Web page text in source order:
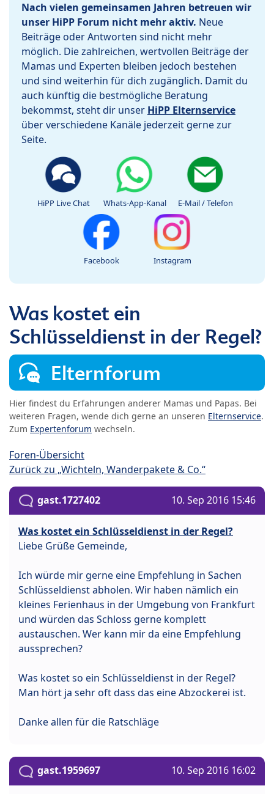
Nach vielen gemeinsamen Jahren betreuen wir
unser HiPP Forum nicht mehr aktiv. Neue
Beiträge oder Antworten sind nicht mehr
möglich. Die zahlreichen, wertvollen Beiträge der
Mamas und Experten bleiben jedoch bestehen
und sind weiterhin für dich zugänglich. Damit du
auch künftig die bestmögliche Beratung
bekommst, steht dir unser HiPP Elternservice
über verschiedene Kanäle jederzeit gerne zur
Seite.
HiPP Live Chat Whats-App-Kanal E-Mail / Telefon
Facebook Instagram
Was kostet ein
Schlüsseldienst in der Regel?
Elternforum
Hier findest du Erfahrungen anderer Mamas und Papas. Bei
weiteren Fragen, wende dich gerne an unseren Elternservice.
Zum Expertenforum wechseln.
Foren-Übersicht
Zurück zu „Wichteln, Wanderpakete & Co.“
gast.1727402 10. Sep 2016 15:46
Was kostet ein Schlüsseldienst in der Regel?
Liebe Grüße Gemeinde,
Ich würde mir gerne eine Empfehlung in Sachen
Schlüsseldienst abholen. Wir haben nämlich ein
kleines Ferienhaus in der Umgebung von Frankfurt
und würden das Schloss gerne komplett
austauschen. Wer kann mir da eine Empfehlung
aussprechen?
Was kostet so ein Schlüsseldienst in der Regel?
Man hört ja sehr oft dass das eine Abzockerei ist.
Danke allen für die Ratschläge
gast.1959697 10. Sep 2016 16:02